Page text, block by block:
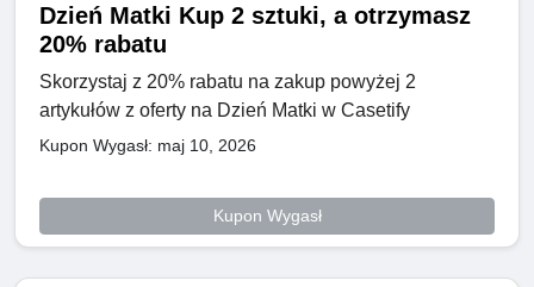
Dzień Matki Kup 2 sztuki, a otrzymasz
20% rabatu
Skorzystaj z 20% rabatu na zakup powyżej 2
artykułów z oferty na Dzień Matki w Casetify
Kupon Wygasł: maj 10, 2026
Kupon Wygasł